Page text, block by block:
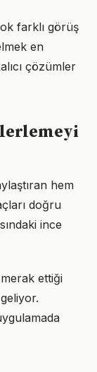
farklı görüş
en
çözümler
hem
doğru
ince
ettiği